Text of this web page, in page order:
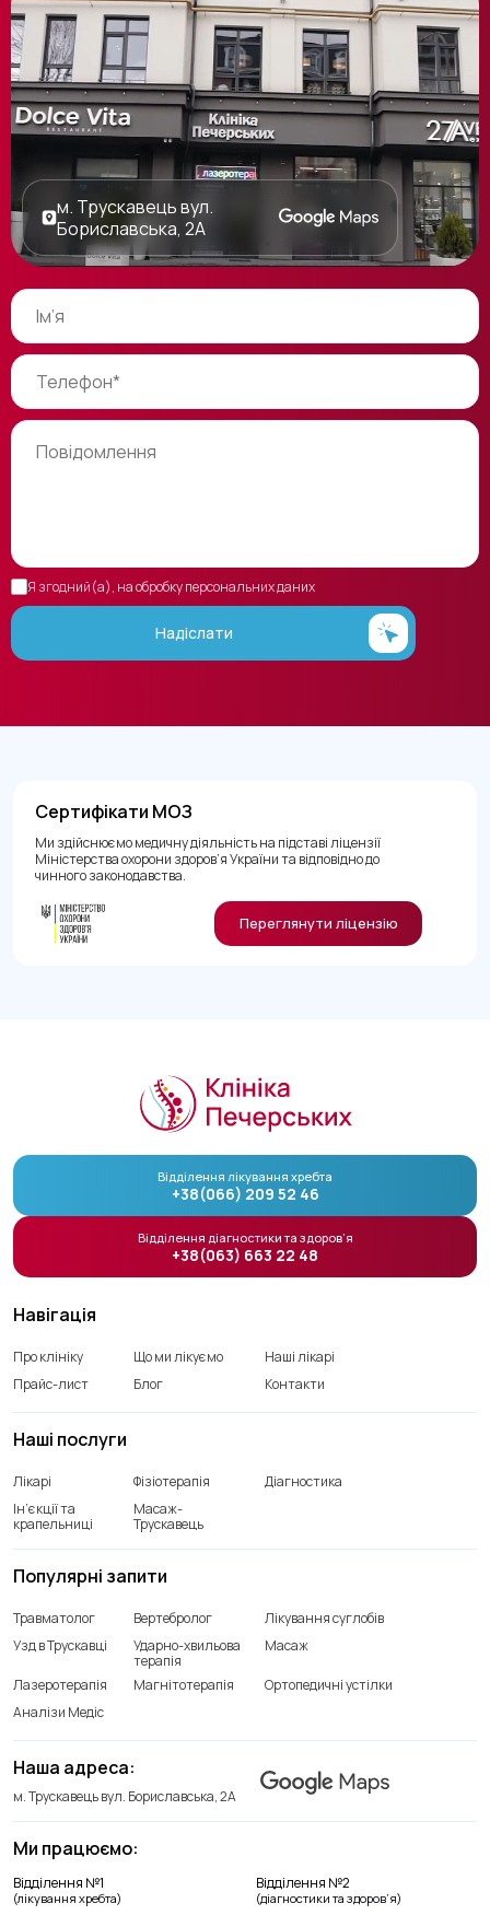
Я згодний(а), на обробку персональних даних
Надіслати
м. Трускавець вул.
Бориславська, 2А
Сертифікати МОЗ
Ми здійснюємо медичну діяльність на підставі ліцензії
Міністерства охорони здоров’я України та відповідно до
чинного законодавства.
Переглянути ліцензію
Навігація
Про клініку Що ми лікуємо
Наші лікарі
Прайс-лист
Блог Контакти
Наші послуги
Лікарі Фізіотерапія
Діагностика
Ін’єкції та
крапельниці
Масаж-
Трускавець
Ми працюємо:
Відділення №1
(лікування хребта)
Відділення №2
(діагностики та здоров’я)
Наша адреса:
м. Трускавець вул. Бориславська, 2А
Популярні запити
Травматолог Вертебролог
Лікування суглобів
Узд в Трускавці
Ударно-хвильова
терапія
Масаж
Лазеротерапія Магнітотерапія
Ортопедичні устілки
Аналізи Медіс
Відділення лікування хребта
+38(066) 209 52 46
Відділення діагностики та здоров’я
+38(063) 663 22 48
+38(066) 209 52 46